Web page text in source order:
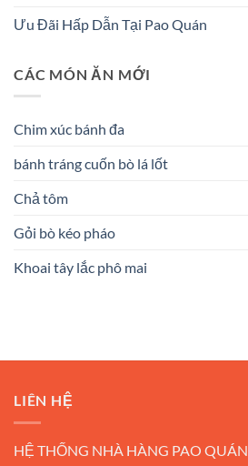
Ưu Đãi Hấp Dẫn Tại Pao Quán
CÁC MÓN ĂN MỚI
Chim xúc bánh đa
bánh tráng cuốn bò lá lốt
Chả tôm
Gỏi bò kéo pháo
Khoai tây lắc phô mai
LIÊN HỆ
HỆ THỐNG NHÀ HÀNG PAO QUÁN